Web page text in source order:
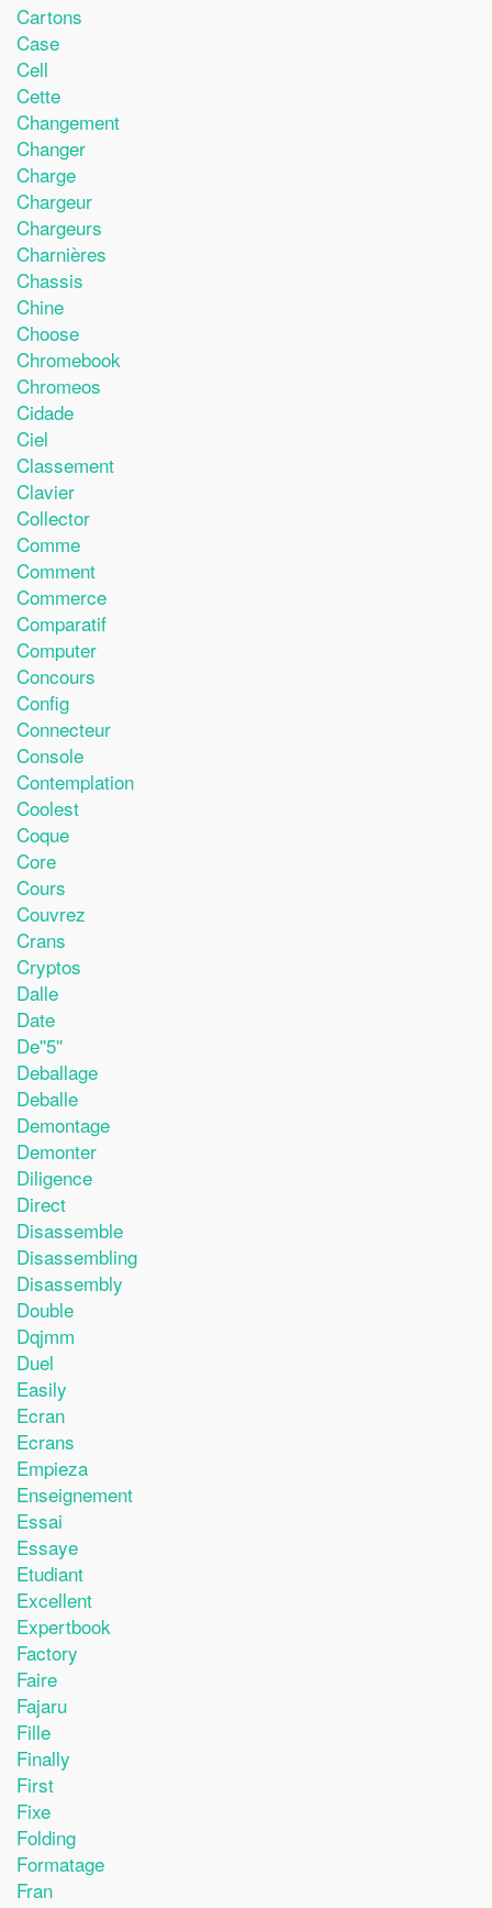
Cartons
Case
Cell
Cette
Changement
Changer
Charge
Chargeur
Chargeurs
Charnières
Chassis
Chine
Choose
Chromebook
Chromeos
Cidade
Ciel
Classement
Clavier
Collector
Comme
Comment
Commerce
Comparatif
Computer
Concours
Config
Connecteur
Console
Contemplation
Coolest
Coque
Core
Cours
Couvrez
Crans
Cryptos
Dalle
Date
De''5''
Deballage
Deballe
Demontage
Demonter
Diligence
Direct
Disassemble
Disassembling
Disassembly
Double
Dqjmm
Duel
Easily
Ecran
Ecrans
Empieza
Enseignement
Essai
Essaye
Etudiant
Excellent
Expertbook
Factory
Faire
Fajaru
Fille
Finally
First
Fixe
Folding
Formatage
Fran